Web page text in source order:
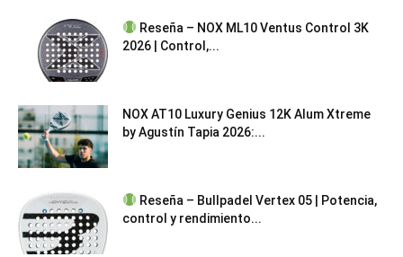
Reseña – NOX ML10 Ventus Control 3K
2026 | Control,...
NOX AT10 Luxury Genius 12K Alum Xtreme
by Agustín Tapia 2026:...
Reseña – Bullpadel Vertex 05 | Potencia,
control y rendimiento...